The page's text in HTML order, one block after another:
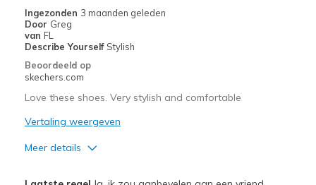
Beste toepassingen
Casual Wear
Work
Sizing
Feels true to size
View On Shoes
Ingezonden 3 maanden geleden
Door Greg
van FL
Describe Yourself Stylish
Beoordeeld op
skechers.com
Love these shoes. Very stylish and comfortable
Vertaling weergeven
Meer details